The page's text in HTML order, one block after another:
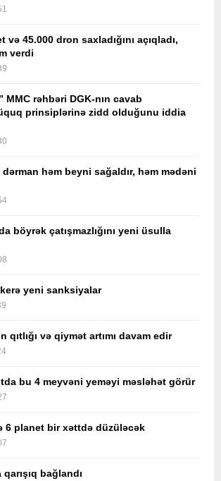
və 45.000 dron saxladığını açıqladı,
verdi
MMC rəhbəri DGK-nın cavab
prinsiplərinə zidd olduğunu iddia
həm beyni sağaldır, həm mədəni
böyrək çatışmazlığını yeni üsulla
yeni sanksiyalar
qıtlığı və qiymət artımı davam edir
bu 4 meyvəni yeməyi məsləhət görür
6 planet bir xəttdə düzüləcək
bağlandı